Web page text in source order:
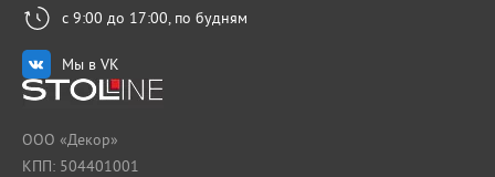
с 9:00 до 17:00, по будням
Мы в VK
ООО «Декор»
КПП: 504401001